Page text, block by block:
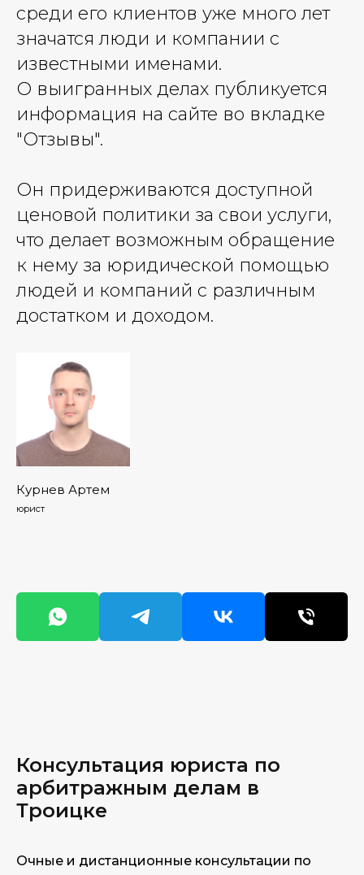
среди его клиентов уже много лет
значатся люди и компании с
известными именами.
О выигранных делах публикуется
информация на сайте во вкладке
"Отзывы".
Он придерживаются доступной
ценовой политики за свои услуги,
что делает возможным обращение
к нему за юридической помощью
людей и компаний с различным
достатком и доходом.
Курнев Артем
юрист
Консультация юриста по
арбитражным делам в
Троицке
Очные и дистанционные консультации по